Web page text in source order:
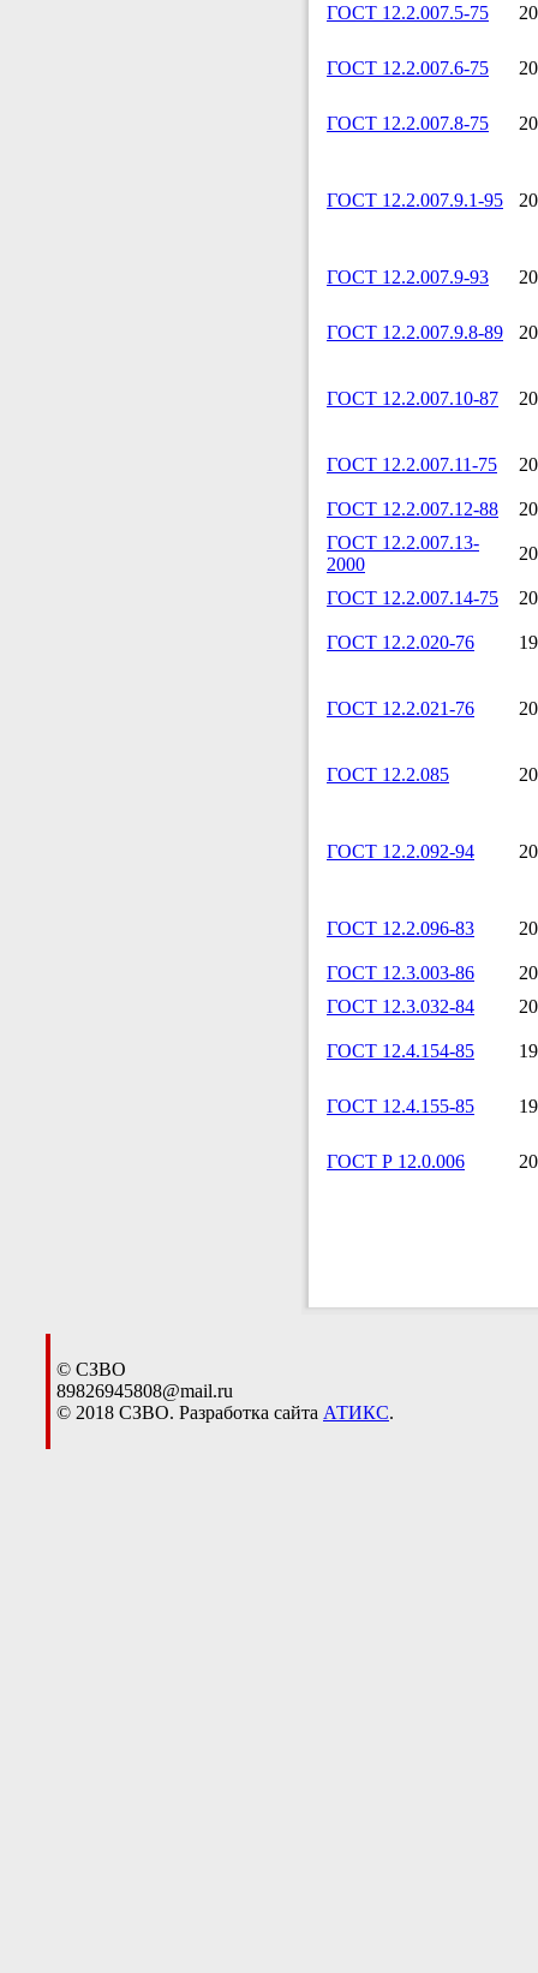
ГОСТ 12.2.007.5-75
ГОСТ 12.2.007.6-75
ГОСТ 12.2.007.8-75
ГОСТ 12.2.007.9.1-95
ГОСТ 12.2.007.9-93
ГОСТ 12.2.007.9.8-89
ГОСТ 12.2.007.10-87
ГОСТ 12.2.007.11-75
ГОСТ 12.2.007.12-88
ГОСТ 12.2.007.13-
2000
ГОСТ 12.2.007.14-75
ГОСТ 12.2.020-76
ГОСТ 12.2.021-76
ГОСТ 12.2.085
ГОСТ 12.2.092-94
ГОСТ 12.2.096-83
ГОСТ 12.3.003-86
ГОСТ 12.3.032-84
ГОСТ 12.4.154-85
ГОСТ 12.4.155-85
ГОСТ Р 12.0.006
© СЗВО
89826945808@mail.ru
© 2018 СЗВО. Разработка сайта АТИКС.